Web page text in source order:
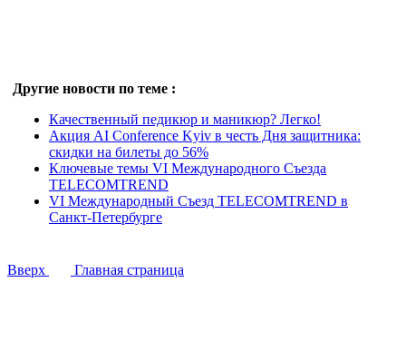
Другие новости по теме :
Качественный педикюр и маникюр? Легко!
Акция AI Conference Kyiv в честь Дня защитника:
скидки на билеты до 56%
Ключевые темы VI Международного Съезда
TELECOMTREND
VI Международный Съезд TELECOMTREND в
Санкт-Петербурге
Вверх Главная страница